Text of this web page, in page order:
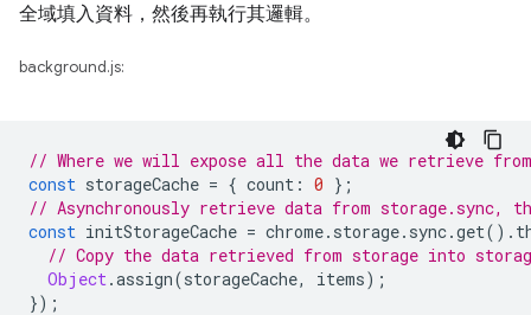
全域填入資料，然後再執行其邏輯。
background.js:
// Where we will expose all the data we retrieve
const storageCache = { count : 0 };
// Asynchronously retrieve data from storage.sync,
const initStorageCache = chrome. storage. sync.get().
// Copy the data retrieved from storage into
Object.assign(storageCache, items);
});